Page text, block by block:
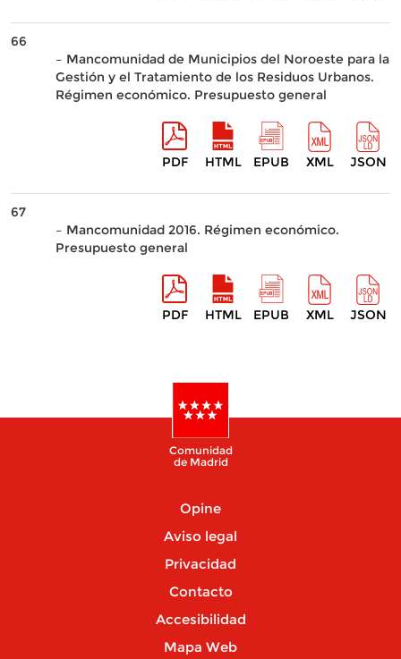
66
– Mancomunidad de Municipios del Noroeste para la
Gestión y el Tratamiento de los Residuos Urbanos.
Régimen económico. Presupuesto general
PDF HTML EPUB XML JSON
67
– Mancomunidad 2016. Régimen económico.
Presupuesto general
PDF HTML EPUB XML JSON
Comunidad
de Madrid
Opine
Aviso legal
Privacidad
Contacto
Accesibilidad
Mapa Web